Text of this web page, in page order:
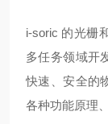
i-soric 的光栅
多任务领域开
快速、安全的
各种功能原理